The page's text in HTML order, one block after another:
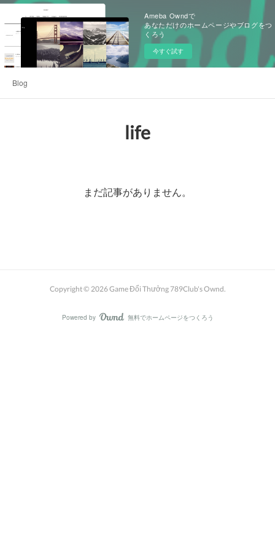
Ameba Owndで
あなただけのホームページやブログをつ
くろう
今すぐ試す
Blog
life
まだ記事がありません。
Copyright © 2026Game Đổi Thưởng 789Club's Ownd.
Powered by AmebaOwnd
無料でホームページをつくろう